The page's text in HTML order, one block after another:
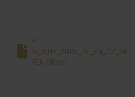
K-
S_301F_2026_PL_EN_CZ_SK
RJs NR.pdf